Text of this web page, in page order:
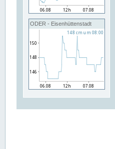
ODER - Eisenhüttenstadt